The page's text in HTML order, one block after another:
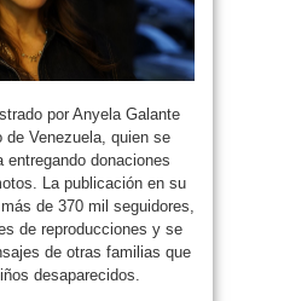
por Anyela Galante
Venezuela, quien se
entregando donaciones
La publicación en su
de 370 mil seguidores,
de reproducciones y se
de otras familias que
desaparecidos.